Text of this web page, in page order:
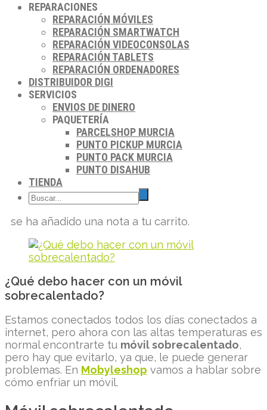
REPARACIONES
REPARACIÓN MÓVILES
REPARACIÓN SMARTWATCH
REPARACIÓN VIDEOCONSOLAS
REPARACIÓN TABLETS
REPARACIÓN ORDENADORES
DISTRIBUIDOR DIGI
SERVICIOS
ENVIOS DE DINERO
PAQUETERÍA
PARCELSHOP MURCIA
PUNTO PICKUP MURCIA
PUNTO PACK MURCIA
PUNTO DISAHUB
TIENDA
se ha añadido una nota a tu carrito.
¿Qué debo hacer con un móvil
sobrecalentado?
Estamos conectados todos los días conectados a
internet, pero ahora con las altas temperaturas es
normal encontrarte tu móvil sobrecalentado,
pero hay que evitarlo, ya que, le puede generar
problemas. En Mobyleshop vamos a hablar sobre
cómo enfriar un móvil.